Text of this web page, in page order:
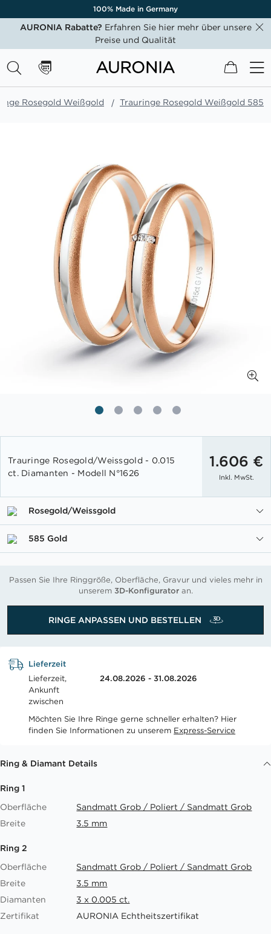
100% Made in Germany
AURONIA Rabatte? Erfahren Sie hier mehr über unsere
Preise und Qualität
Mein
Rosegold Weißgold Trauringe Rosegold Weißgold 585
der
Bildgalerie
Trauringe Rosegold/Weissgold - 0.015
ct. Diamanten - Modell N°1626
1.606 €
Inkl. MwSt.
Rosegold/Weissgold
585 Gold
Passen Sie Ihre Ringgröße, Oberfläche, Gravur und vieles mehr in
unserem 3D-Konfiguratoran.
RINGE ANPASSEN UND BESTELLEN
Lieferzeit
Lieferzeit,
Ankunft
zwischen
24.08.2026 - 31.08.2026
Möchten Sie Ihre Ringe gerne schneller erhalten? Hier
finden Sie Informationen zu unserem Express-Service
Ring & Diamant Details
Ring 1
Oberfläche
Sandmatt Grob / Poliert / Sandmatt Grob
Breite
3.5 mm
Ring 2
Oberfläche
Sandmatt Grob / Poliert / Sandmatt Grob
Breite
3.5 mm
Diamanten
3 x 0.005 ct.
Zertifikat
AURONIA Echtheitszertifikat